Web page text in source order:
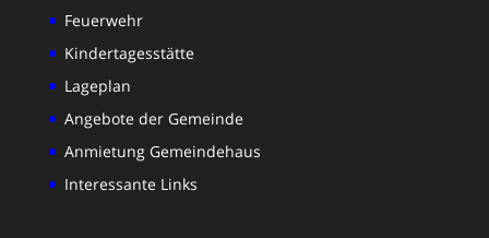
Feuerwehr
Kindertagesstätte
Lageplan
Angebote der Gemeinde
Anmietung Gemeindehaus
Interessante Links